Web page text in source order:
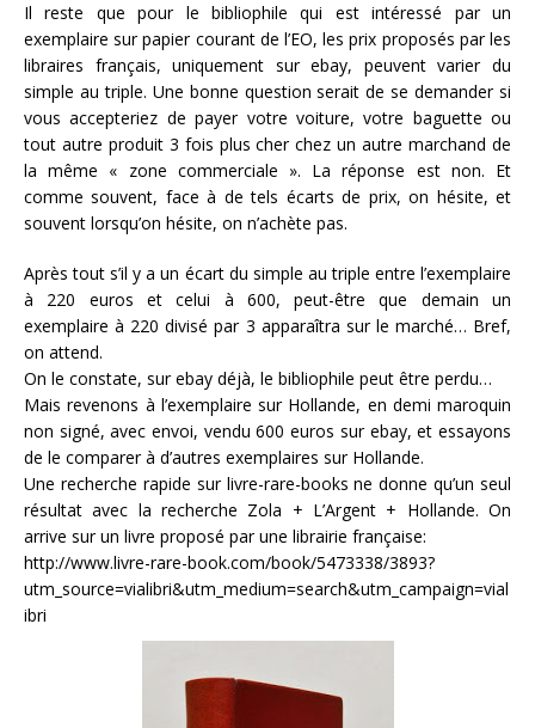
Il reste que pour le bibliophile qui est intéressé par un
exemplaire sur papier courant de l’EO, les prix proposés par les
libraires français, uniquement sur ebay, peuvent varier du
simple au triple. Une bonne question serait de se demander si
vous accepteriez de payer votre voiture, votre baguette ou
tout autre produit 3 fois plus cher chez un autre marchand de
la même « zone commerciale ». La réponse est non. Et
comme souvent, face à de tels écarts de prix, on hésite, et
souvent lorsqu’on hésite, on n’achète pas.
Après tout s’il y a un écart du simple au triple entre l’exemplaire
à 220 euros et celui à 600, peut-être que demain un
exemplaire à 220 divisé par 3 apparaîtra sur le marché… Bref,
on attend.
On le constate, sur ebay déjà, le bibliophile peut être perdu…
Mais revenons à l’exemplaire sur Hollande, en demi maroquin
non signé, avec envoi, vendu 600 euros sur ebay, et essayons
de le comparer à d’autres exemplaires sur Hollande.
Une recherche rapide sur livre-rare-books ne donne qu’un seul
résultat avec la recherche Zola + L’Argent + Hollande. On
arrive sur un livre proposé par une librairie française:
http://www.livre-rare-book.com/book/5473338/3893?
utm_source=vialibri&utm_medium=search&utm_campaign=vial
ibri